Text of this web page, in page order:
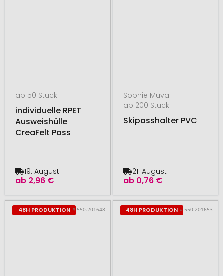
ab 50 Stück
individuelle RPET
Ausweishülle
CreaFelt Pass
ab 2,96 €
19. August
Sophie Muval
ab 200 Stück
Skipasshalter PVC
ab 0,76 €
21. August
48H PRODUKTION # 550.201648 48H PRODUKTION # 550.201653